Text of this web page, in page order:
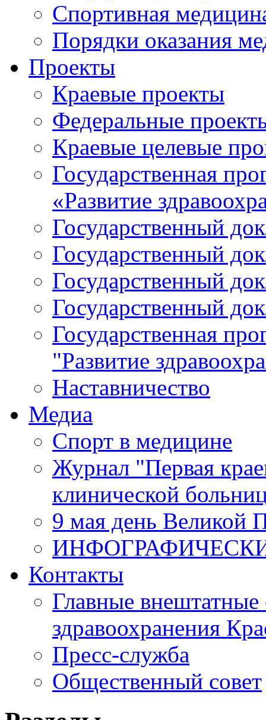
Спортивная
Порядки оказания
Проекты
Краевые проекты
Федеральные
Краевые целевые
Государственная
«Развитие
Государственный
Государственный
Государственный
Государственный
Государственная
"Развитие
Наставничество
Медиа
Спорт в медицине
Журнал "Первая
клинической
9 мая день Великой
Контакты
Главные внештатные
здравоохранения
Пресс-служба
Общественный совет